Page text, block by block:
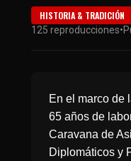
HISTORIA & TRADICIÓN
125 reproducciones•
En el marco de
65 años de
Caravana de
Diplomáticos y